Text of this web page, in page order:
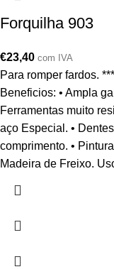
Forquilha 903
€23,40 com IVA
Para romper fardos.
Beneficios: • Ampla
Ferramentas muito
aço Especial. •
comprimento. •
Madeira de Freixo.